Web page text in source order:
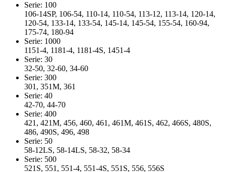
Serie: 100
106-14SP, 106-54, 110-14, 110-54, 113-12, 113-14, 120-14,
120-54, 133-14, 133-54, 145-14, 145-54, 155-54, 160-94,
175-74, 180-94
Serie: 1000
1151-4, 1181-4, 1181-4S, 1451-4
Serie: 30
32-50, 32-60, 34-60
Serie: 300
301, 351M, 361
Serie: 40
42-70, 44-70
Serie: 400
421, 421M, 456, 460, 461, 461M, 461S, 462, 466S, 480S,
486, 490S, 496, 498
Serie: 50
58-12LS, 58-14LS, 58-32, 58-34
Serie: 500
521S, 551, 551-4, 551-4S, 551S, 556, 556S